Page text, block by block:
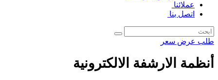
عملائنا
اتصل بنا
طلب عرض سعر
أنظمة الارشفة الالكترونية